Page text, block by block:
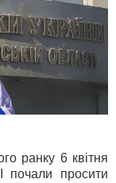
ранку 6 квітня
почали просити